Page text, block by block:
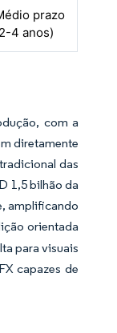
prazo
4 anos)
com a
diretamente
das
1,5 bilhão da
amplificando
orientada
para visuais
capazes de